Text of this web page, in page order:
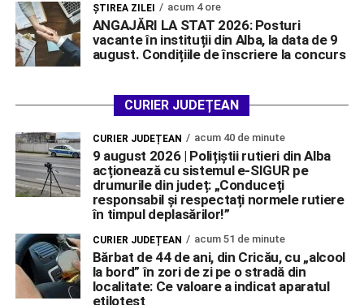
ŞTIREA ZILEI acum 4 ore
ANGAJĂRI LA STAT 2026: Posturi
vacante în instituții din Alba, la data de 9
august. Condițiile de înscriere la concurs
CURIER JUDEȚEAN
CURIER JUDEȚEAN acum 40 de minute
9 august 2026 | Polițiștii rutieri din Alba
acționează cu sistemul e-SIGUR pe
drumurile din județ: „Conduceți
responsabil și respectați normele rutiere
în timpul deplasărilor!”
CURIER JUDEȚEAN acum 51 de minute
Bărbat de 44 de ani, din Cricău, cu „alcool
la bord” în zori de zi pe o stradă din
localitate: Ce valoare a indicat aparatul
etilotest